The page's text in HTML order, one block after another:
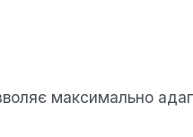
максимально